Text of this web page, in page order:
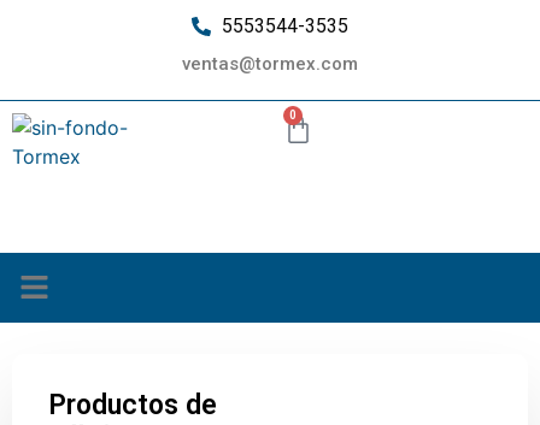
5553544-3535
ventas@tormex.com
0
Productos de